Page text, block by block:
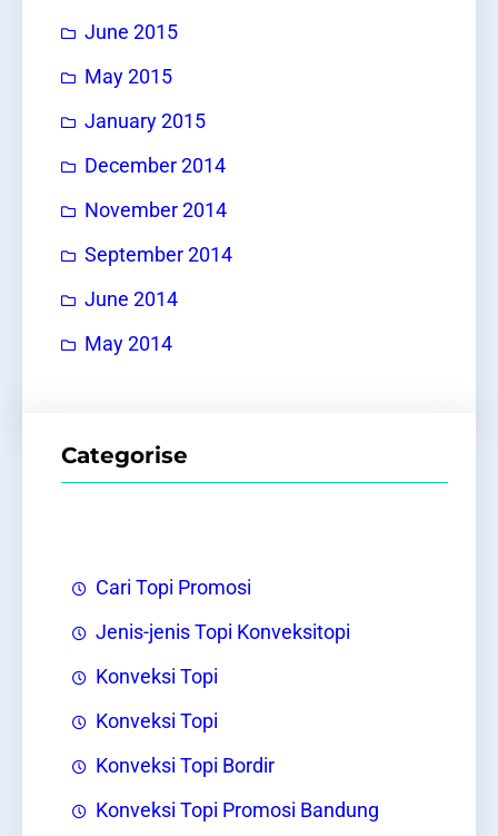
June 2015
May 2015
January 2015
December 2014
November 2014
September 2014
June 2014
May 2014
Categorise
Cari Topi Promosi
Jenis-jenis Topi Konveksitopi
Konveksi Topi
Konveksi Topi
Konveksi Topi Bordir
Konveksi Topi Promosi Bandung